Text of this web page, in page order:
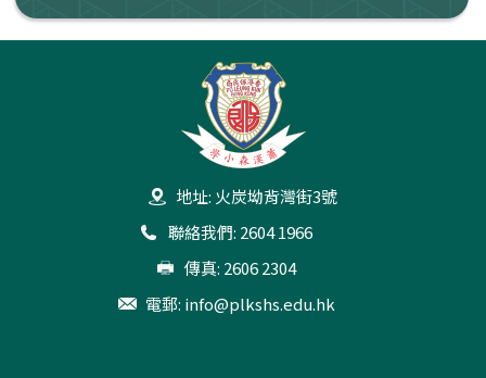
地址: 火炭坳背灣街3號
聯絡我們: 2604 1966
傳真: 2606 2304
電郵: info@plkshs.edu.hk